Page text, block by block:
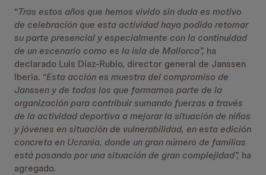
“Tras estos años que hemos vivido sin duda es motivo
de celebración que esta actividad haya podido retomar
su parte presencial y especialmente con la continuidad
de un escenario como es la isla de Mallorca”, ha
declarado Luis Díaz-Rubio, director general de Janssen
Iberia. “Esta acción es muestra del compromiso de
Janssen y de todos los que formamos parte de la
organización para contribuir sumando fuerzas a través
de la actividad deportiva a mejorar la situación de niños
y jóvenes en situación de vulnerabilidad, en esta edición
concreta en Ucrania, donde un gran número de familias
está pasando por una situación de gran complejidad”, ha
agregado.